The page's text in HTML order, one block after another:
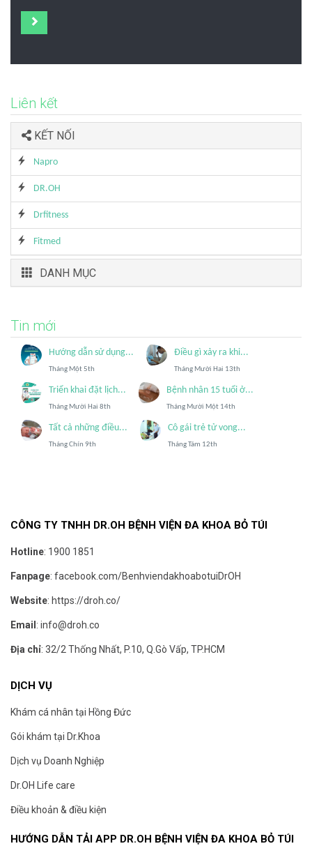
Liên kết
KẾT NỐI
Napro
DR.OH
Drfitness
Fitmed
DANH MỤC
Tin mới
Hướng dẫn sử dụng...
Tháng Một 5th
Điều gì xảy ra khi...
Tháng Mười Hai 13th
Triển khai đặt lịch...
Tháng Mười Hai 8th
Bệnh nhân 15 tuổi ở...
Tháng Mười Một 14th
Tất cả những điều...
Tháng Chín 9th
Cô gái trẻ tử vong...
Tháng Tám 12th
CÔNG TY TNHH DR.OH BỆNH VIỆN ĐA KHOA BỎ TÚI
Hotline: 1900 1851
Fanpage: facebook.com/BenhviendakhoabotuiDrOH
Website: https://droh.co/
Email : info@droh.co
Địa chỉ: 32/2 Thống Nhất, P.10, Q.Gò Vấp, TP.HCM
DỊCH VỤ
Khám cá nhân tại Hồng Đức
Gói khám tại Dr.Khoa
Dịch vụ Doanh Nghiệp
Dr.OH Life care
Điều khoản & điều kiện
HƯỚNG DẪN TẢI APP DR.OH BỆNH VIỆN ĐA KHOA BỎ TÚI